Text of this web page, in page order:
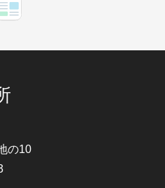
の10